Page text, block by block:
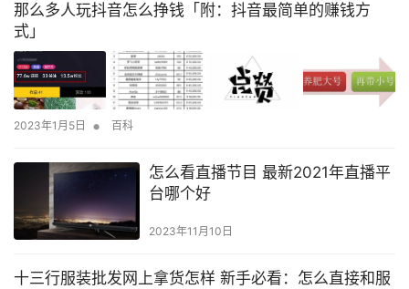
那么多人玩抖音怎么挣钱「附：抖音最简单的赚钱方
式」
2023年1月5日 • 百科
怎么看直播节目 最新2021年直播平
台哪个好
2023年11月10日
十三行服装批发网上拿货怎样 新手必看：怎么直接和服